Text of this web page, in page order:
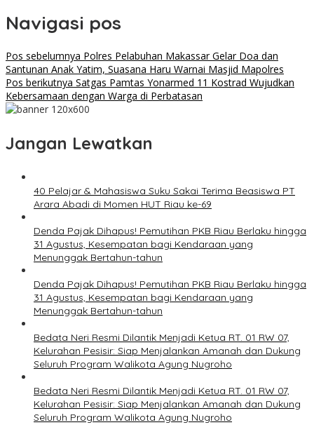
Navigasi pos
Pos sebelumnya Polres Pelabuhan Makassar Gelar Doa dan
Santunan Anak Yatim, Suasana Haru Warnai Masjid Mapolres
Pos berikutnya Satgas Pamtas Yonarmed 11 Kostrad Wujudkan
Kebersamaan dengan Warga di Perbatasan
Jangan Lewatkan
40 Pelajar & Mahasiswa Suku Sakai Terima Beasiswa PT
Arara Abadi di Momen HUT Riau ke-69
Denda Pajak Dihapus! Pemutihan PKB Riau Berlaku hingga
31 Agustus, Kesempatan bagi Kendaraan yang
Menunggak Bertahun-tahun
Denda Pajak Dihapus! Pemutihan PKB Riau Berlaku hingga
31 Agustus, Kesempatan bagi Kendaraan yang
Menunggak Bertahun-tahun
Bedata Neri Resmi Dilantik Menjadi Ketua RT. 01 RW 07,
Kelurahan Pesisir: Siap Menjalankan Amanah dan Dukung
Seluruh Program Walikota Agung Nugroho
Bedata Neri Resmi Dilantik Menjadi Ketua RT. 01 RW 07,
Kelurahan Pesisir: Siap Menjalankan Amanah dan Dukung
Seluruh Program Walikota Agung Nugroho